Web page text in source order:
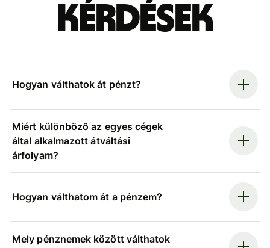
kérdések
Hogyan válthatok át pénzt?
Miért különböző az egyes cégek
által alkalmazott átváltási
árfolyam?
Hogyan válthatom át a pénzem?
Mely pénznemek között válthatok